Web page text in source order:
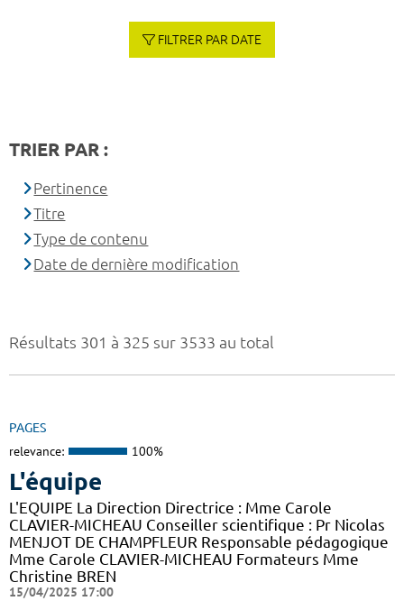
Résultats 301 à 325 sur 3533 au total
PAGES
relevance: 100%
L'équipe
L'EQUIPE La Direction Directrice : Mme Carole
CLAVIER-MICHEAU Conseiller scientifique : Pr Nicolas
MENJOT DE CHAMPFLEUR Responsable pédagogique
Mme Carole CLAVIER-MICHEAU Formateurs Mme
Christine BREN
15/04/2025 17:00
FILTRER PAR DATE
TRIER PAR :
Pertinence
Titre
Type de contenu
Date de dernière modification